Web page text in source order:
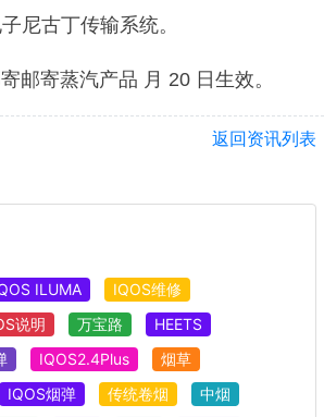
尼古丁传输系统。
邮寄蒸汽产品 月 20 日生效。
返回资讯列表
ILUMA
IQOS维修
说明 万宝路
HEETS
IQOS2.4Plus
烟草
IQOS烟弹 传统卷烟
中烟